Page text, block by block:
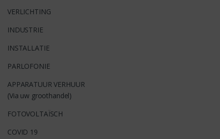
VERLICHTING
INDUSTRIE
INSTALLATIE
PARLOFONIE
APPARATUUR VERHUUR
(Via uw groothandel)
FOTOVOLTAÏSCH
COVID 19